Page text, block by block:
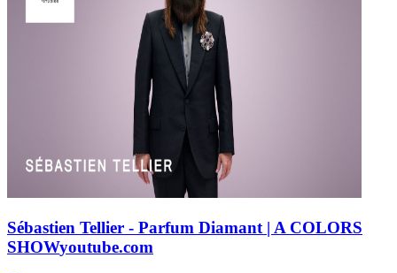
Sébastien Tellier - Parfum Diamant | A COLORS
SHOWyoutube.com